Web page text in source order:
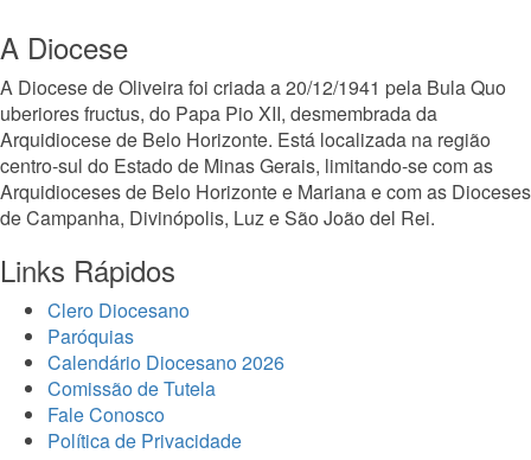
A Diocese
A Diocese de Oliveira foi criada a 20/12/1941 pela Bula Quo
uberiores fructus, do Papa Pio XII, desmembrada da
Arquidiocese de Belo Horizonte. Está localizada na região
centro-sul do Estado de Minas Gerais, limitando-se com as
Arquidioceses de Belo Horizonte e Mariana e com as Dioceses
de Campanha, Divinópolis, Luz e São João del Rei.
Links Rápidos
Clero Diocesano
Paróquias
Calendário Diocesano 2026
Comissão de Tutela
Fale Conosco
Política de Privacidade